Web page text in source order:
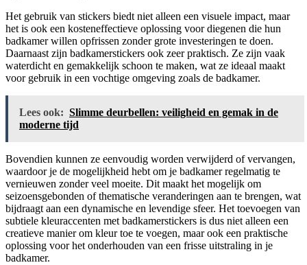
Het gebruik van stickers biedt niet alleen een visuele impact, maar
het is ook een kosteneffectieve oplossing voor diegenen die hun
badkamer willen opfrissen zonder grote investeringen te doen.
Daarnaast zijn badkamerstickers ook zeer praktisch. Ze zijn vaak
waterdicht en gemakkelijk schoon te maken, wat ze ideaal maakt
voor gebruik in een vochtige omgeving zoals de badkamer.
Lees ook: Slimme deurbellen: veiligheid en gemak in de
moderne tijd
Bovendien kunnen ze eenvoudig worden verwijderd of vervangen,
waardoor je de mogelijkheid hebt om je badkamer regelmatig te
vernieuwen zonder veel moeite. Dit maakt het mogelijk om
seizoensgebonden of thematische veranderingen aan te brengen, wat
bijdraagt aan een dynamische en levendige sfeer. Het toevoegen van
subtiele kleuraccenten met badkamerstickers is dus niet alleen een
creatieve manier om kleur toe te voegen, maar ook een praktische
oplossing voor het onderhouden van een frisse uitstraling in je
badkamer.